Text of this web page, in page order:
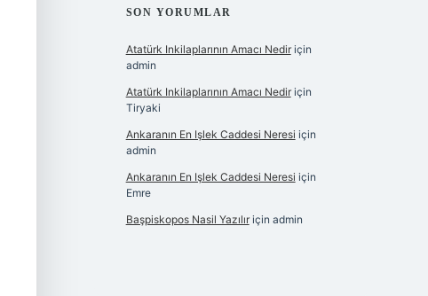
SON YORUMLAR
Atatürk Inkilaplarının Amacı Nediriçin
admin
Atatürk Inkilaplarının Amacı Nediriçin
Tiryaki
Ankaranın En Işlek Caddesi Neresi için
admin
Ankaranın En Işlek Caddesi Neresi için
Emre
Başpiskopos Nasil Yazılıriçin admin